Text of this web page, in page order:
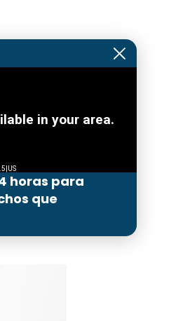
horas para
que